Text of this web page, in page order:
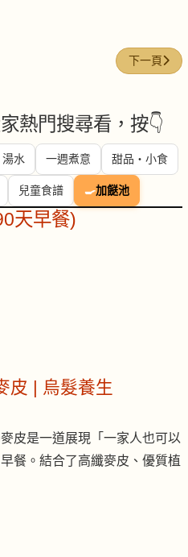
下一篇文
下一頁
熱門搜尋看，按👇
湯水 一週煮意 甜品・小食
兒童食譜 🍳加餸池
天早餐)
皮 | 烏髮養生
皮是一道展現「一家人也可以
餐。結合了高纖麥皮、優質植